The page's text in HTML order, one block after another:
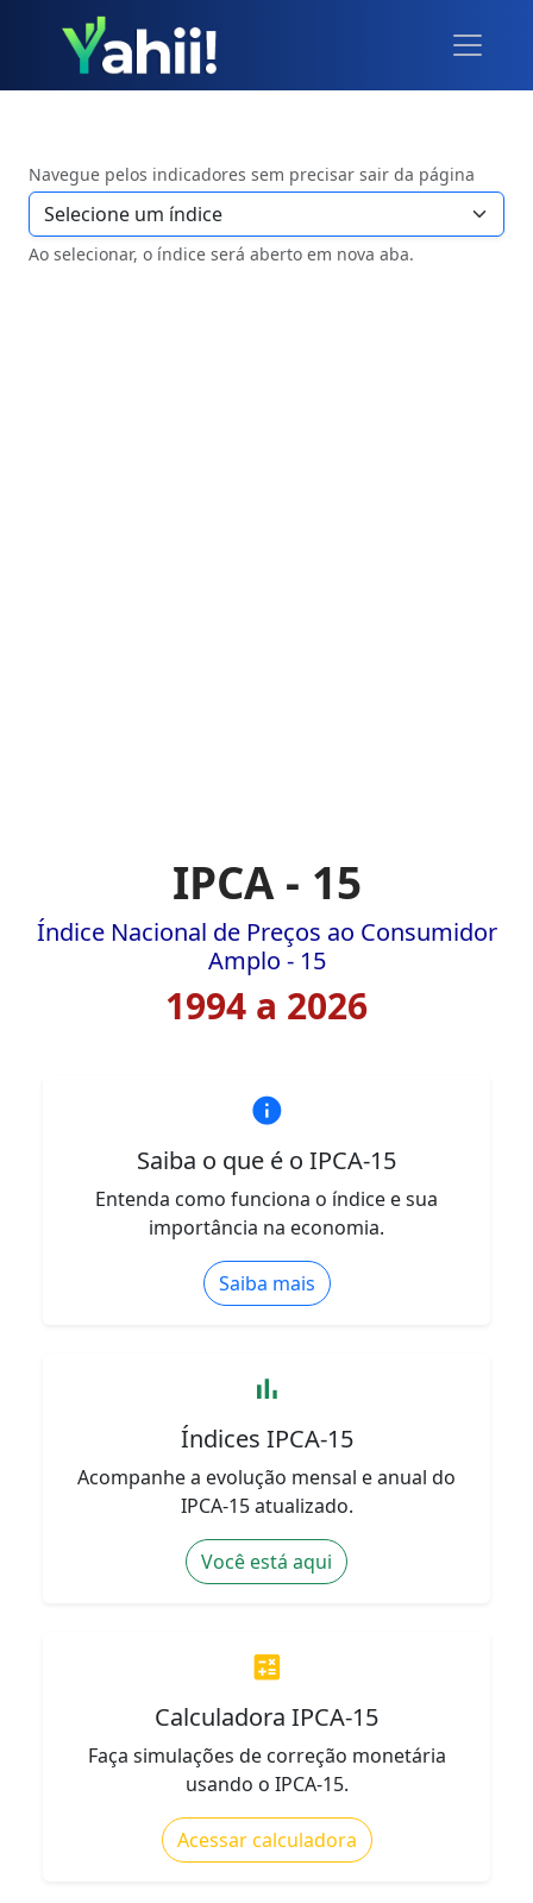
Navegue pelos indicadores sem precisar sair da página
Ao selecionar, o índice será aberto em nova aba.
IPCA - 15
Índice Nacional de Preços ao Consumidor
Amplo - 15
1994 a 2026
info
Saiba o que é o IPCA-15
Entenda como funciona o índice e sua
importância na economia.
Saiba mais
bar_chart
Índices IPCA-15
Acompanhe a evolução mensal e anual do
IPCA-15 atualizado.
Você está aqui
calculate
Calculadora IPCA-15
Faça simulações de correção monetária
usando o IPCA-15.
Acessar calculadora